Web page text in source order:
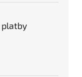
platby